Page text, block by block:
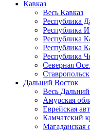
Кавказ
Весь Кавказ
Республика
Республика
Республика
Республика
Республика
Северная
Дальний Восток
Весь
Амурская
Еврейская
Камчатский
Магаданская